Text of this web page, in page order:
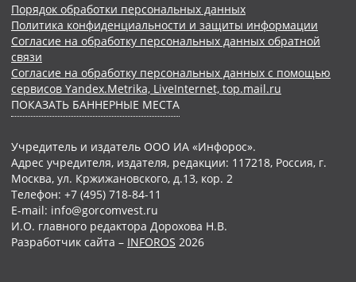
Порядок обработки персональных данных
Политика конфиденциальности и защиты информации
Согласие на обработку персональных данных обратной
связи
Согласие на обработку персональных данных с помощью
сервисов Yandex.Metrika, LiveInternet, top.mail.ru
ПОКАЗАТЬ БАННЕРНЫЕ МЕСТА
Учредитель и издатель ООО ИА «Инфорос».
Адрес учредителя, издателя, редакции: 117218, Россия, г.
Москва, ул. Кржижановского, д.13, кор. 2
Телефон: +7 (495) 718-84-11
E-mail: info@gorcomvest.ru
И.О. главного редактора Дорохова Н.В.
Разработчик сайта – INFOROS 2026